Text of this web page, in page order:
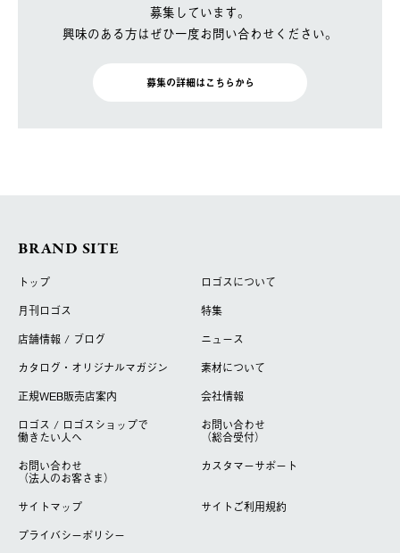
募集しています。
興味のある方はぜひ一度お問い合わせください。
募集の詳細はこちらから
BRAND SITE
トップ
ロゴスについて
月刊ロゴス
特集
店舗情報 / ブログ
ニュース
カタログ・オリジナルマガジン
素材について
正規WEB販売店案内
会社情報
ロゴス / ロゴスショップで
働きたい人へ
お問い合わせ
（総合受付）
お問い合わせ
（法人のお客さま）
カスタマーサポート
サイトマップ
サイトご利用規約
プライバシーポリシー